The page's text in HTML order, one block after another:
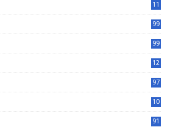
11
99
99
12
97
10
91